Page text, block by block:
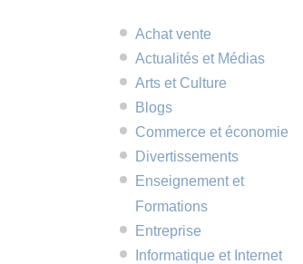
Achat vente
Actualités et Médias
Arts et Culture
Blogs
Commerce et économie
Divertissements
Enseignement et
Formations
Entreprise
Informatique et Internet